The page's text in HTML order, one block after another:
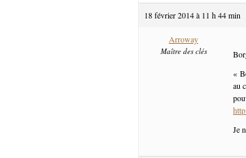
18 février 2014 à 11 h 44 min
Arroway
Maître des clés
«
au
Je